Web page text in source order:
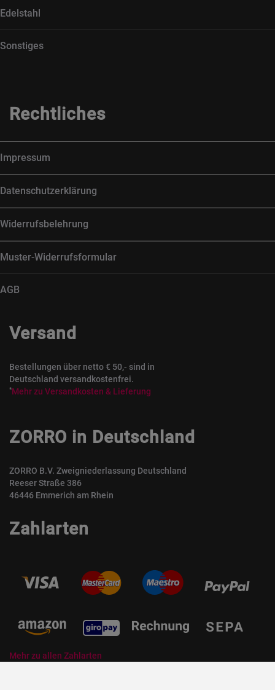
Edelstahl
Sonstiges
Rechtliches
Impressum
Datenschutzerklärung
Widerrufsbelehrung
Muster-Widerrufsformular
AGB
Versand
Bestellungen über netto € 50,- sind in
Deutschland versandkostenfrei.
*Mehr zu Versandkosten & Lieferung
ZORRO in Deutschland
ZORRO B.V. Zweigniederlassung Deutschland
Reeser Straße 386
46446 Emmerich am Rhein
Zahlarten
Mehr zu allen Zahlarten